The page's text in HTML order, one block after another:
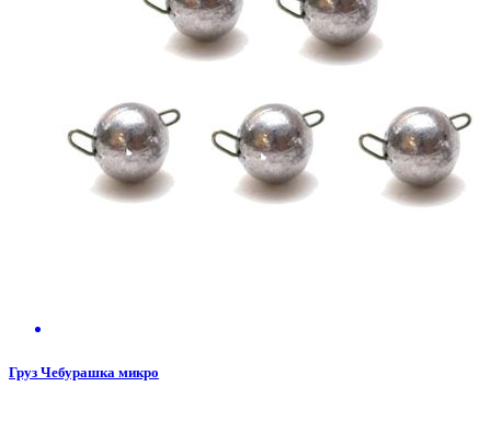
Груз Чебурашка микро